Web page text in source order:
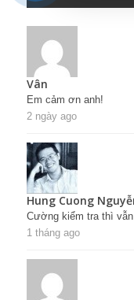
Vân
Em cảm ơn anh!
2 ngày ago
Hung Cuong
Cường kiểm tra thì vẫn
1 tháng ago